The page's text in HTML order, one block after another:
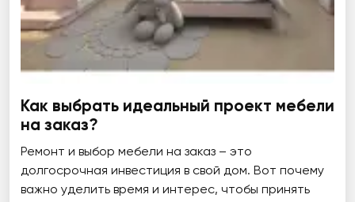
Как выбрать идеальный проект мебели
на заказ?
Ремонт и выбор мебели на заказ – это
долгосрочная инвестиция в свой дом. Вот почему
важно уделить время и интерес, чтобы принять